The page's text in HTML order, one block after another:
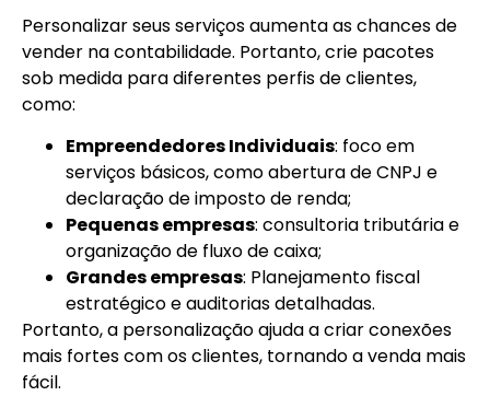
Personalizar seus serviços aumenta as chances de
vender na contabilidade. Portanto, crie pacotes
sob medida para diferentes perfis de clientes,
como:
Empreendedores Individuais: foco em
serviços básicos, como abertura de CNPJ e
declaração de imposto de renda;
Pequenas empresas: consultoria tributária e
organização de fluxo de caixa;
Grandes empresas: Planejamento fiscal
estratégico e auditorias detalhadas.
Portanto, a personalização ajuda a criar conexões
mais fortes com os clientes, tornando a venda mais
fácil.